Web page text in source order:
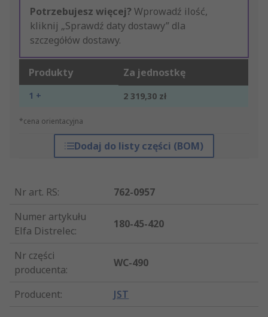
Potrzebujesz więcej? Wprowadź ilość,
kliknij „Sprawdź daty dostawy” dla
szczegółów dostawy.
Produkty Za jednostkę
1 + 2 319,30 zł
*cena orientacyjna
Dodaj do listy części (BOM)
Nr art. RS:
762-0957
Numer artykułu
Elfa Distrelec:
180-45-420
Nr części
producenta:
WC-490
Producent: JST